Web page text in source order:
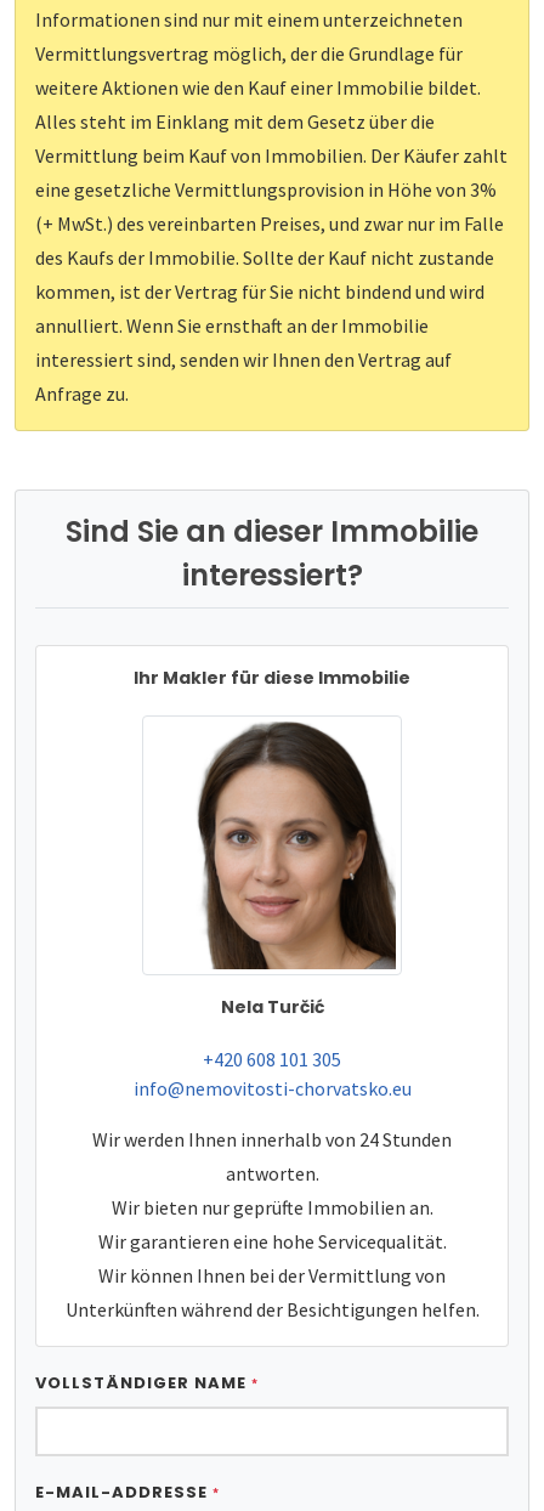
Informationen sind nur mit einem unterzeichneten
Vermittlungsvertrag möglich, der die Grundlage für
weitere Aktionen wie den Kauf einer Immobilie bildet.
Alles steht im Einklang mit dem Gesetz über die
Vermittlung beim Kauf von Immobilien. Der Käufer zahlt
eine gesetzliche Vermittlungsprovision in Höhe von 3%
(+ MwSt.) des vereinbarten Preises, und zwar nur im Falle
des Kaufs der Immobilie. Sollte der Kauf nicht zustande
kommen, ist der Vertrag für Sie nicht bindend und wird
annulliert. Wenn Sie ernsthaft an der Immobilie
interessiert sind, senden wir Ihnen den Vertrag auf
Anfrage zu.
Sind Sie an dieser Immobilie
interessiert?
Ihr Makler für diese Immobilie
Nela Turčić
tel:
+420 608 101 305
e-mail:
info@nemovitosti-chorvatsko.eu
Wir werden Ihnen innerhalb von 24 Stunden
antworten.
Wir bieten nur geprüfte Immobilien an.
Wir garantieren eine hohe Servicequalität.
Wir können Ihnen bei der Vermittlung von
Unterkünften während der Besichtigungen helfen.
VOLLSTÄNDIGER NAME *
E-MAIL-ADDRESSE *